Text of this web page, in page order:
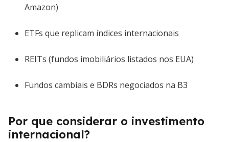
Amazon)
ETFs que replicam índices internacionais
REITs (fundos imobiliários listados nos EUA)
Fundos cambiais e BDRs negociados na B3
Por que considerar o investimento
internacional?